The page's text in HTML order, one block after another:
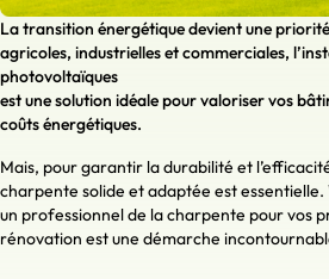
La transition énergétique devient une
agricoles, industrielles et commerciales,
photovoltaïques
est une solution idéale pour valoriser vos
coûts énergétiques.
Mais, pour garantir la durabilité et
charpente solide et adaptée est
un professionnel de la charpente pour vos
rénovation est une démarche